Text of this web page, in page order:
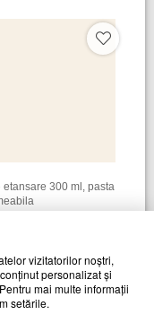
etansare 300 ml, pasta
59 lei
vizitatorilor noștri,
personalizat și
mai multe informații
setările.